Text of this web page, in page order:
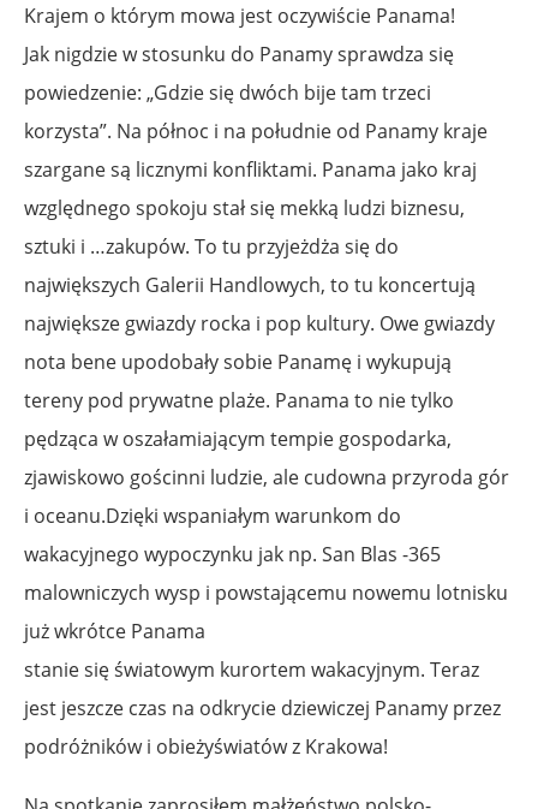
Krajem o którym mowa jest oczywiście Panama!
Jak nigdzie w stosunku do Panamy sprawdza się
powiedzenie: „Gdzie się dwóch bije tam trzeci
korzysta”. Na północ i na południe od Panamy kraje
szargane są licznymi konfliktami. Panama jako kraj
względnego spokoju stał się mekką ludzi biznesu,
sztuki i …zakupów. To tu przyjeżdża się do
największych Galerii Handlowych, to tu koncertują
największe gwiazdy rocka i pop kultury. Owe gwiazdy
nota bene upodobały sobie Panamę i wykupują
tereny pod prywatne plaże. Panama to nie tylko
pędząca w oszałamiającym tempie gospodarka,
zjawiskowo gościnni ludzie, ale cudowna przyroda gór
i oceanu.Dzięki wspaniałym warunkom do
wakacyjnego wypoczynku jak np. San Blas -365
malowniczych wysp i powstającemu nowemu lotnisku
już wkrótce Panama
stanie się światowym kurortem wakacyjnym. Teraz
jest jeszcze czas na odkrycie dziewiczej Panamy przez
podróżników i obieżyświatów z Krakowa!